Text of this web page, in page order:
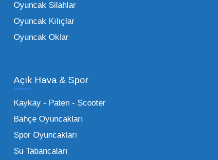
ebeveynlerin son yıllarda en çok satın aldığı
ürün grupları arasında yer almaktadır.
Oyuncak Araçlar:
stok imkanımızla sunulmaktadır.
Küçük Oyuncaklar:
sağlayan toptan küçük oyuncaklar, bakkallar,
Bu kategorideki küçük oyuncaklar toptan
alımlarda çok düşük maliyetlerle yüksek
Oyuncak Silahlar
Oyuncak Kılıçlar
Oyuncak Oklar
Açık Hava & Spor
Kaykay - Paten - Scooter
Bahçe Oyuncakları
Spor Oyuncakları
Su Tabancaları